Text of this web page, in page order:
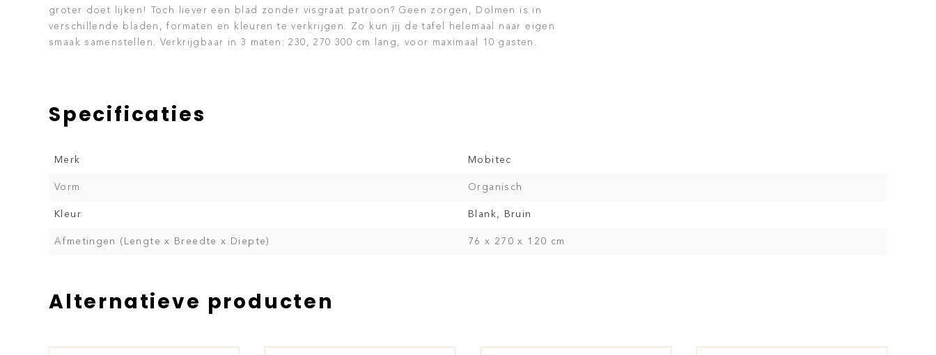
groter doet lijken! Toch liever een blad zonder visgraat patroon? Geen zorgen, Dolmen is in
verschillende bladen, formaten en kleuren te verkrijgen. Zo kun jij de tafel helemaal naar eigen
smaak samenstellen. Verkrijgbaar in 3 maten: 230, 270 300 cm lang, voor maximaal 10 gasten.
Specificaties
Merk Mobitec
Vorm Organisch
Kleur Blank, Bruin
Afmetingen (Lengte x Breedte x Diepte) 76 x 270 x 120 cm
Alternatieve producten